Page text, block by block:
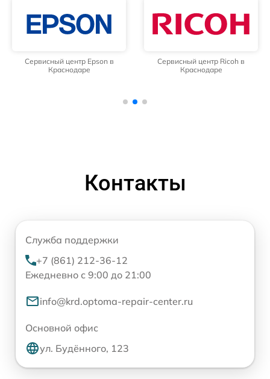
Сервисный центр Epson в
Краснодаре
Сервисный центр Ricoh в
Краснодаре
Контакты
Служба поддержки
+7 (861) 212-36-12
Ежедневно с 9:00 до 21:00
info@krd.optoma-repair-center.ru
Основной офис
ул. Будённого, 123